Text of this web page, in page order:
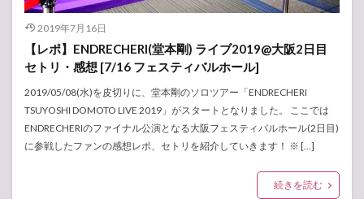
2019年7月16日
【レポ】ENDRECHERI(堂本剛) ライブ2019@大阪2日目
セトリ・感想 [7/16 フェスティバルホール]
2019/05/08(水)を皮切りに、堂本剛のソロツアー「ENDRECHERI
TSUYOSHI DOMOTO LIVE 2019」がスタートとなりました。 ここでは
ENDRECHERIのファイナル公演となる大阪フェスティバルホール(2日目)
に参戦したファンの感想レポ、セトリを紹介していきます！ ※ […]
続きを読む